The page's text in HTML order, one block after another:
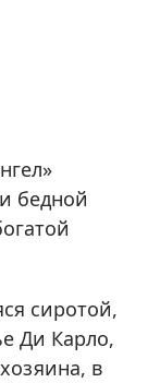
бедной
сиротой,
Ди Карло,
в